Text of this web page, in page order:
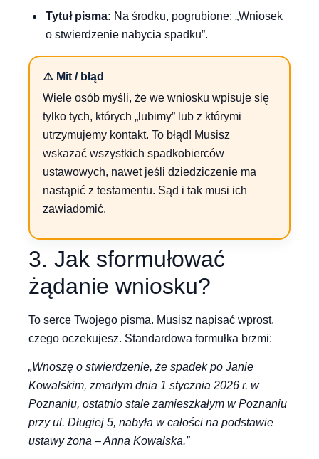
Tytuł pisma: Na środku, pogrubione: „Wniosek
o stwierdzenie nabycia spadku”.
⚠️ Mit / błąd
Wiele osób myśli, że we wniosku wpisuje się
tylko tych, których „lubimy” lub z którymi
utrzymujemy kontakt. To błąd! Musisz
wskazać wszystkich spadkobierców
ustawowych, nawet jeśli dziedziczenie ma
nastąpić z testamentu. Sąd i tak musi ich
zawiadomić.
3. Jak sformułować
żądanie wniosku?
To serce Twojego pisma. Musisz napisać wprost,
czego oczekujesz. Standardowa formułka brzmi:
„Wnoszę o stwierdzenie, że spadek po Janie
Kowalskim, zmarłym dnia 1 stycznia 2026 r. w
Poznaniu, ostatnio stale zamieszkałym w Poznaniu
przy ul. Długiej 5, nabyła w całości na podstawie
ustawy żona – Anna Kowalska.”